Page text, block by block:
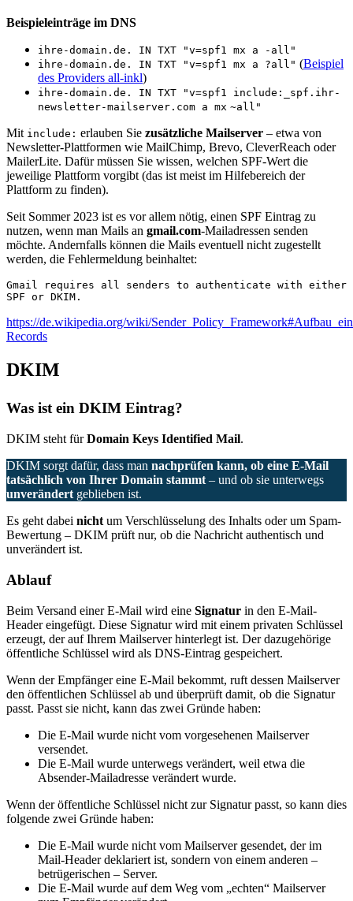
Beispieleinträge im DNS
ihre-domain.de. IN TXT "v=spf1 mx a -all"
ihre-domain.de. IN TXT "v=spf1 mx a ?all" (Beispiel
des Providers all-inkl)
ihre-domain.de. IN TXT "v=spf1 include:_spf.ihr-
newsletter-mailserver.com a mx ~all"
Mit include: erlauben Sie zusätzliche Mailserver – etwa von
Newsletter-Plattformen wie MailChimp, Brevo, CleverReach oder
MailerLite. Dafür müssen Sie wissen, welchen SPF-Wert die
jeweilige Plattform vorgibt (das ist meist im Hilfebereich der
Plattform zu finden).
Seit Sommer 2023 ist es vor allem nötig, einen SPF Eintrag zu
nutzen, wenn man Mails an gmail.com-Mailadressen senden
möchte. Andernfalls können die Mails eventuell nicht zugestellt
werden, die Fehlermeldung beinhaltet:
Gmail requires all senders to authenticate with either
SPF or DKIM.
https://de.wikipedia.org/wiki/
Records
DKIM
Was ist ein DKIM Eintrag?
DKIM steht fürDomain Keys Identified Mail.
DKIM sorgt dafür, dass man nachprüfen kann, ob eine E-Mail
tatsächlich von Ihrer Domain stammt – und ob sie unterwegs
unverändert geblieben ist.
Es geht dabei nicht um Verschlüsselung des Inhalts oder um Spam-
Bewertung – DKIM prüft nur, ob die Nachricht authentisch und
unverändert ist.
Ablauf
Beim Versand einer E-Mail wird eine Signatur in den E-Mail-
Header eingefügt. Diese Signatur wird mit einem privaten Schlüssel
erzeugt, der auf Ihrem Mailserver hinterlegt ist. Der dazugehörige
öffentliche Schlüssel wird als DNS-Eintrag gespeichert.
Wenn der Empfänger eine E-Mail bekommt, ruft dessen Mailserver
den öffentlichen Schlüssel ab und überprüft damit, ob die Signatur
passt. Passt sie nicht, kann das zwei Gründe haben:
Die E-Mail wurde nicht vom vorgesehenen Mailserver
versendet.
Die E-Mail wurde unterwegs verändert, weil etwa die
Absender-Mailadresse verändert wurde.
Wenn der öffentliche Schlüssel nicht zur Signatur passt, so kann dies
folgende zwei Gründe haben:
Die E-Mail wurde nicht vom Mailserver gesendet, der im
Mail-Header deklariert ist, sondern von einem anderen –
betrügerischen – Server.
Die E-Mail wurde auf dem Weg vom „echten“ Mailserver